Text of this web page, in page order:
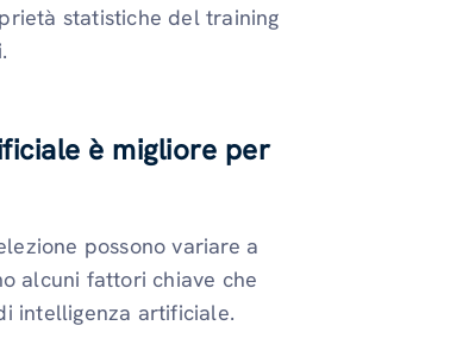
statistiche del training
è migliore per
possono variare a
alcuni fattori chiave che
intelligenza artificiale.